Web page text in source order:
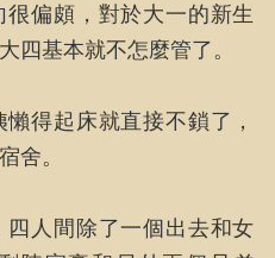
偏頗，對於大一的新生
四基本就不怎麼管了。
得起床就直接不鎖了，
舍。
人間除了一個出去和女